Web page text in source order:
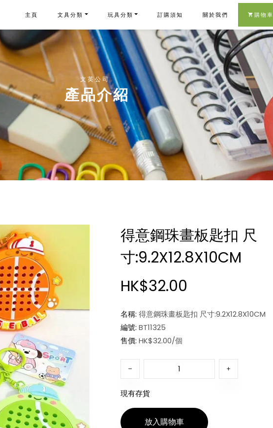
主頁 文具分類 玩具分類 訂購須知 關於我們 購物車
文英公司
產品介紹
得意鋼珠畫板匙扣 尺
寸:9.2X12.8X10CM
HK$32.00
名稱: 得意鋼珠畫板匙扣 尺寸:9.2X12.8X10CM
編號: BT11325
售價: HK$32.00/個
現有存貨
放入購物車